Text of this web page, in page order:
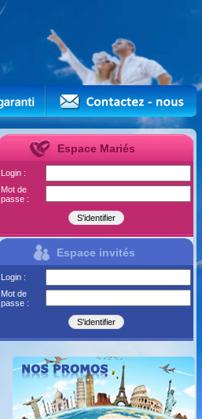
Espace Mariés
Login :
Mot de
passe :
Espace invités
Login :
Mot de
passe :